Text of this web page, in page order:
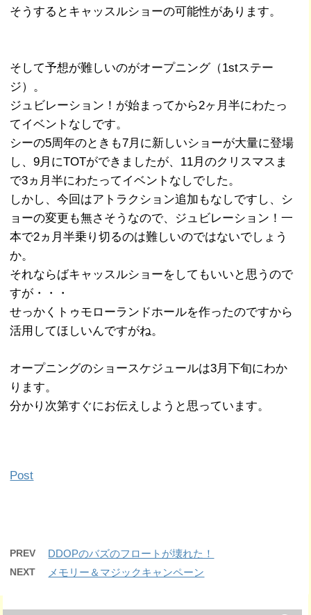
そうするとキャッスルショーの可能性があります。
そして予想が難しいのがオープニング（1stステー
ジ）。
ジュビレーション！が始まってから2ヶ月半にわたっ
てイベントなしです。
シーの5周年のときも7月に新しいショーが大量に登場
し、9月にTOTができましたが、11月のクリスマスま
で3ヵ月半にわたってイベントなしでした。
しかし、今回はアトラクション追加もなしですし、シ
ョーの変更も無さそうなので、ジュビレーション！一
本で2ヵ月半乗り切るのは難しいのではないでしょう
か。
それならばキャッスルショーをしてもいいと思うので
すが・・・
せっかくトゥモローランドホールを作ったのですから
活用してほしいんですがね。
オープニングのショースケジュールは3月下旬にわか
ります。
分かり次第すぐにお伝えしようと思っています。
Post
PREV DDOPのバズのフロートが壊れた！
NEXT メモリー＆マジックキャンペーン